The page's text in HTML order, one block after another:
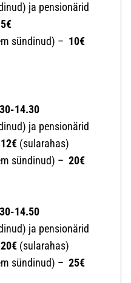
ja pensionärid
5€
sündinud) – 10€
14.30
ja pensionärid
12€ (sularahas)
sündinud) –20€
14.50
ja pensionärid
20€ (sularahas)
sündinud) –25€